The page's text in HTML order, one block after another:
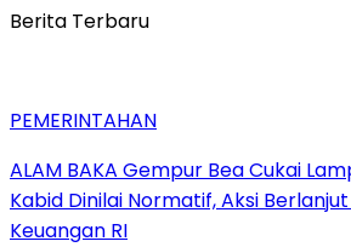
Berita Terbaru
PEMERINTAHAN
ALAM BAKA Gempur Bea Cukai
Kabid Dinilai Normatif, Aksi
Keuangan RI